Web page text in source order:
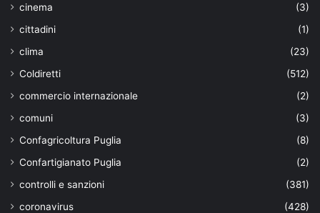
cinema
(3)
cittadini
(1)
clima
(23)
Coldiretti
(512)
commercio internazionale
(2)
comuni
(3)
Confagricoltura Puglia
(8)
Confartigianato Puglia
(2)
controlli e sanzioni
(381)
coronavirus
(428)